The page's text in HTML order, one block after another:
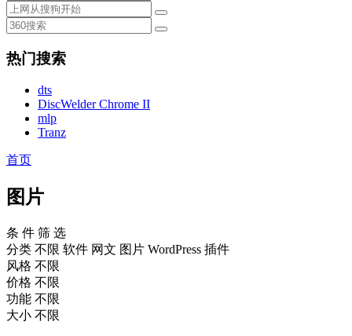
热门搜索
dts
DiscWelder Chrome II
mlp
Tranz
首页
图片
条 件 筛 选
分类 不限 软件 网文 图片 WordPress 插件
风格 不限
价格 不限
功能 不限
大小 不限